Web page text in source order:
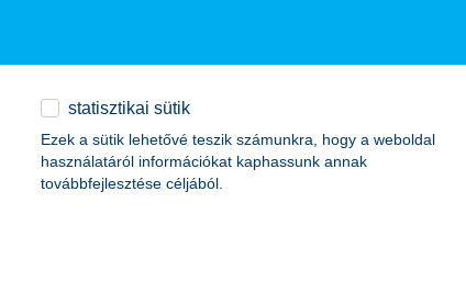
fektet.
forint
statisztikai sütik
Ezek a sütik lehetővé teszik számunkra, hogy a weboldal
használatáról információkat kaphassunk annak
továbbfejlesztése céljából.